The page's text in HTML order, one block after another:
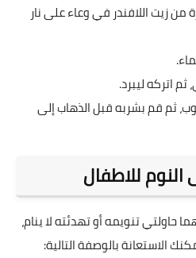
زيت اللافندر في وعاء على نار
اتركه ليبرد.
ثم قم بشربه قبل الذهاب إلى
للاطفال
حاولتي تنويمه أو تهدئته لا ينام،
الاستعانة بالوصفة التالية: